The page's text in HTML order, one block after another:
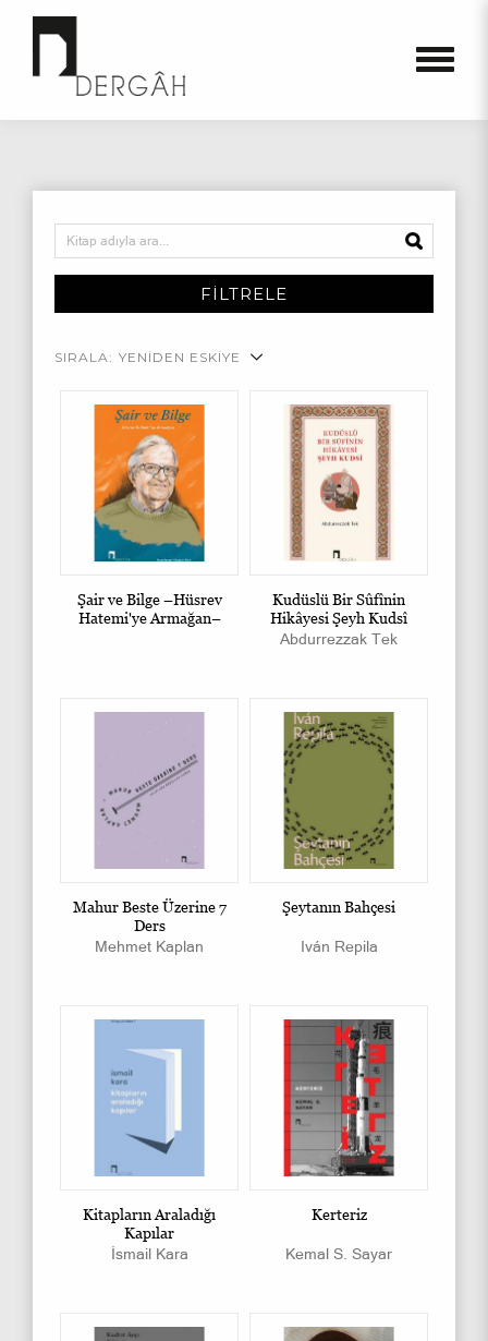
FİLTRELE
SIRALA: YENİDEN ESKİYE
Şair ve Bilge –Hüsrev
Hatemi'ye Armağan–
Kudüslü Bir Sûfînin
Hikâyesi Şeyh Kudsî
Abdurrezzak Tek
Mahur Beste Üzerine 7
Ders
Mehmet Kaplan
Şeytanın Bahçesi
Iván Repila
Kitapların Araladığı
Kapılar
İsmail Kara
Kerteriz
Kemal S. Sayar